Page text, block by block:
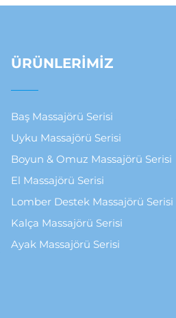
ÜRÜNLERIMIZ
Baş Massajörü Serisi
Uyku Massajörü Serisi
Boyun & Omuz Massajörü Serisi
El Massajörü Serisi
Lomber Destek Massajörü Serisi
Kalça Massajörü Serisi
Ayak Massajörü Serisi